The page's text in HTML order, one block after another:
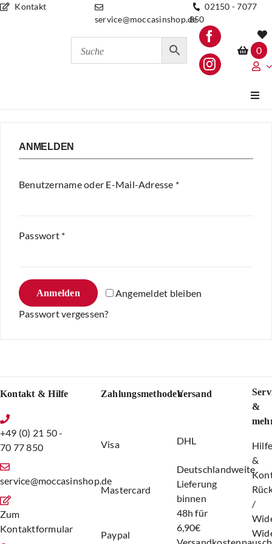
ZumKontakt
service@moccasinshop.de
02150 - 7077
850
0
ANMELDEN
Benutzername oder E-Mail-Adresse *Erforderlich
Passwort *Erforderlich
Angemeldet bleiben
Anmelden
Passwort vergessen?
Kontakt & Hilfe
+49 (0) 21 50 -
70 77 850
service@moccasinshop.de
Zum
Kontaktformular
Zahlungsmethoden
Visa
Mastercard
Paypal
Versand
DHL
Deutschlandweite
Lieferung
binnen
48h für
6,90€
&
&
/